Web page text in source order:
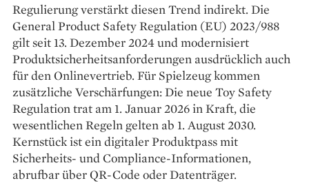
Regulierung verstärkt diesen Trend indirekt. Die
General Product Safety Regulation (EU) 2023/988
gilt seit 13. Dezember 2024 und modernisiert
Produktsicherheitsanforderungen ausdrücklich auch
für den Onlinevertrieb. Für Spielzeug kommen
zusätzliche Verschärfungen: Die neue Toy Safety
Regulation trat am 1. Januar 2026 in Kraft, die
wesentlichen Regeln gelten ab 1. August 2030.
Kernstück ist ein digitaler Produktpass mit
Sicherheits- und Compliance-Informationen,
abrufbar über QR-Code oder Datenträger.